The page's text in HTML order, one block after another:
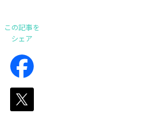
この記事を
シェア